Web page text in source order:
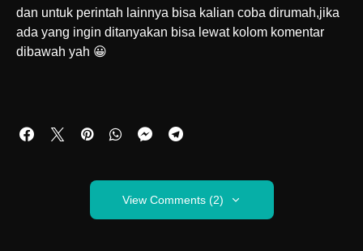
dan untuk perintah lainnya bisa kalian coba dirumah,jika
ada yang ingin ditanyakan bisa lewat kolom komentar
dibawah yah 😀
View Comments (2)